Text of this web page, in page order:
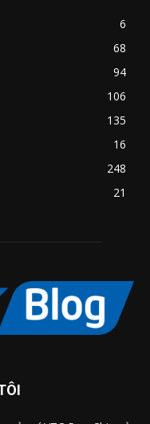
6
68
94
106
135
16
248
21